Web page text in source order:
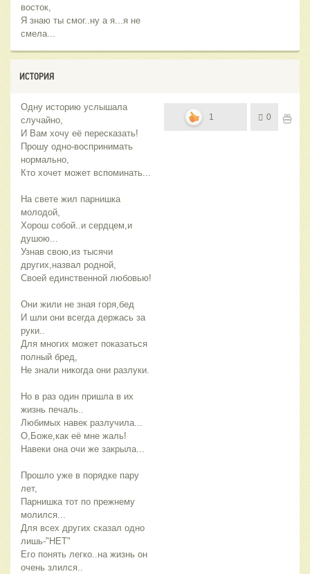
восток,
Я знаю ты смог..ну а я...я не
смела...
ИСТОРИЯ
Одну историю услышала
случайно,
И Вам хочу её пересказать!
Прошу одно-воспринимать
нормально,
Кто хочет может вспоминать...
На свете жил парнишка
молодой,
Хорош собой..и сердцем,и
душою...
Узнав свою,из тысячи
других,назвал родной,
Своей единственной любовью!
Они жили не зная горя,бед
И шли они всегда держась за
руки..
Для многих может показаться
полный бред,
Не знали никогда они разлуки.
Но в раз один пришла в их
жизнь печаль..
Любимых навек разлучила...
О,Боже,как её мне жаль!
Навеки она очи же закрыла...
Прошло уже в порядке пару
лет,
Парнишка тот по прежнему
молился...
Для всех других сказал одно
лишь-"НЕТ"
Его понять легко..на жизнь он
очень злился..
1 0